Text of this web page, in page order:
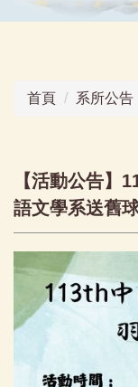
首頁 系所公告
【活動公告】
語文學系送舊